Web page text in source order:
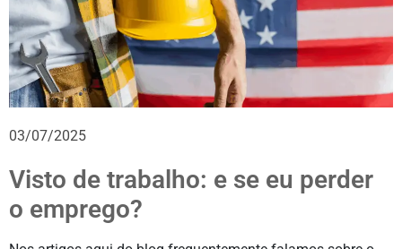
03/07/2025
Visto de trabalho: e se eu perder
o emprego?